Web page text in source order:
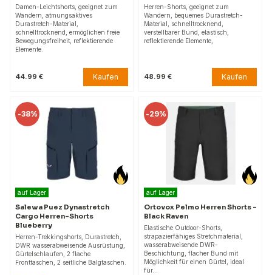
Damen-Leichtshorts, geeignet zum
Wandern, atmungsaktives
Durastretch-Material,
schnelltrocknend, ermöglichen freie
Bewegungsfreiheit, reflektierende
Elemente.
44.99 € Kaufen
Herren-Shorts, geeignet zum
Wandern, bequemes Durastretch-
Material, schnelltrocknend,
verstellbarer Bund, elastisch,
reflektierende Elemente,
48.99 € Kaufen
-38%
auf Lager
Salewa Puez Dynastretch
Cargo Herren-Shorts
Blueberry
Herren-Trekkingshorts, Durastretch,
DWR wasserabweisende Ausrüstung,
Gürtelschlaufen, 2 flache
Fronttaschen, 2 seitliche Balgtaschen.
-29%
auf Lager
Ortovox Pelmo Herren Shorts -
Black Raven
Elastische Outdoor-Shorts,
strapazierfähiges Stretchmaterial,
wasserabweisende DWR-
Beschichtung, flacher Bund mit
Möglichkeit für einen Gürtel, ideal
für…